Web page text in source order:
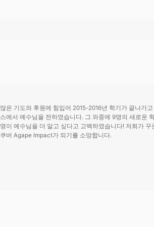
많은 기도와 후원에 힘입어 2015-2016년 학기가 끝나가
스에서 예수님을 전하였습니다. 그 와중에 9명의 새로운
명이 예수님을 더 알고 싶다고 고백하였습니다! 저희가
쿠버 Agape Impact가 되기를 소망합니다.